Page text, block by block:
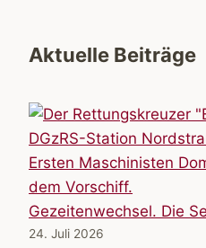
Aktuelle Beiträge
Gezeitenwechsel. Die
24. Juli 2026